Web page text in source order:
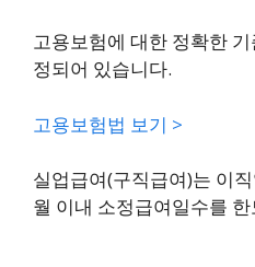
고용보험에 대한 정확한
정되어 있습니다.
고용보험법 보기 >
실업급여(구직급여)는 이
월 이내 소정급여일수를